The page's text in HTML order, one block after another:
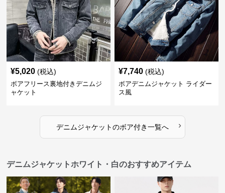
¥5,020 (税込)
ボアフリース裏地付きデニムジ
ャケット
¥7,740 (税込)
ボアデニムジャケット ライダー
ス風
デニムジャケットのボア付き一覧へ ›
デニムジャケットホワイト・白のおすすめアイテム